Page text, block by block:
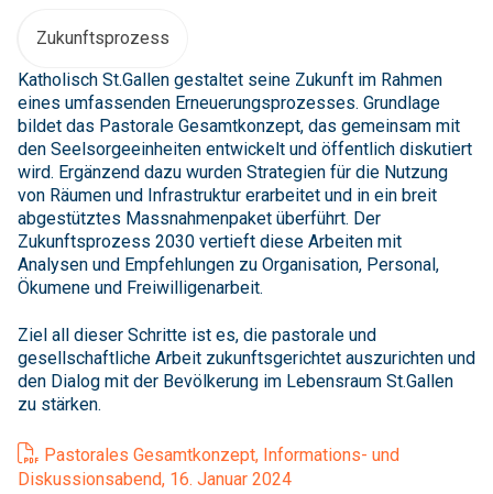
Zukunftsprozess
Katholisch St.Gallen gestaltet seine Zukunft im Rahmen
eines umfassenden Erneuerungsprozesses. Grundlage
bildet das Pastorale Gesamtkonzept, das gemeinsam mit
den Seelsorgeeinheiten entwickelt und öffentlich diskutiert
wird. Ergänzend dazu wurden Strategien für die Nutzung
von Räumen und Infrastruktur erarbeitet und in ein breit
abgestütztes Massnahmenpaket überführt. Der
Zukunftsprozess 2030 vertieft diese Arbeiten mit
Analysen und Empfehlungen zu Organisation, Personal,
Ökumene und Freiwilligenarbeit.
Ziel all dieser Schritte ist es, die pastorale und
gesellschaftliche Arbeit zukunftsgerichtet auszurichten und
den Dialog mit der Bevölkerung im Lebensraum St.Gallen
zu stärken.
Pastorales Gesamtkonzept, Informations- und
Diskussionsabend, 16. Januar 2024